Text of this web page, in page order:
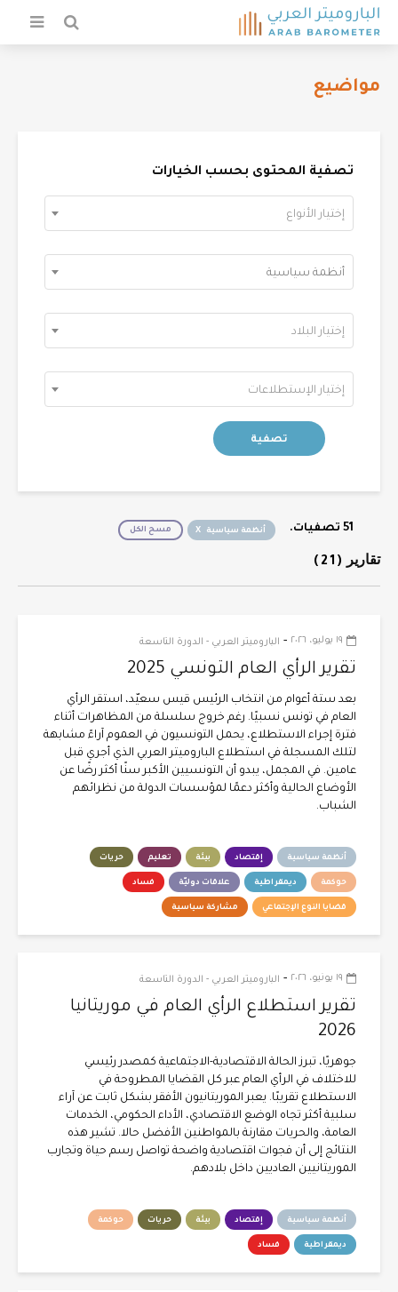
مواضيع
تصفية المحتوى بحسب الخيارات
إختيار الأنواع
أنظمة سياسية
إختيار البلاد
إختيار الإستطلاعات
51 تصفيات. أنظمة سياسية مسح الكل
١٩ يوليو، ٢٠٢٦ - الباروميتر العربي - الدورة التاسعة
تقرير الرأي العام التونسي 2025
بعد ستة أعوام من انتخاب الرئيس قيس سعيّد، استقر الرأي
العام في تونس نسبيًا. رغم خروج سلسلة من المظاهرات أثناء
فترة إجراء الاستطلاع، يحمل التونسيون في العموم آراءً مشابهة
لتلك المسجلة في استطلاع الباروميتر العربي الذي أجري قبل
عامين. في المجمل، يبدو أن التونسيين الأكبر سنًا أكثر رضًا عن
الأوضاع الحالية وأكثر دعمًا لمؤسسات الدولة من نظرائهم
الشباب.
أنظمة سياسية إقتصاد بيئة تعليم حريات
حوكمة ديمقراطية علاقات دوليّة فساد
قضايا النوع الإجتماعي مشاركة سياسية
١٩ يونيو، ٢٠٢٦ - الباروميتر العربي - الدورة التاسعة
تقرير استطلاع الرأي العام في موريتانيا
2026
جوهريًا، تبرز الحالة الاقتصادية-الاجتماعية كمصدر رئيسي
للاختلاف في الرأي العام عبر كل القضايا المطروحة في
الاستطلاع تقريبًا. يعبر الموريتانيون الأفقر بشكل ثابت عن آراء
سلبية أكثر تجاه الوضع الاقتصادي، الأداء الحكومي، الخدمات
العامة، والحريات مقارنة بالمواطنين الأفضل حالا. تشير هذه
النتائج إلى أن فجوات اقتصادية واضحة تواصل رسم حياة وتجارب
الموريتانيين العاديين داخل بلادهم.
أنظمة سياسية إقتصاد بيئة حريات حوكمة
ديمقراطية فساد
تقارير (21)